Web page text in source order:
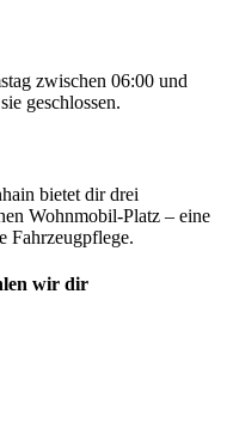
zwischen 06:00 und
geschlossen.
bietet dir drei
Wohnmobil-Platz – eine
Fahrzeugpflege.
wir dir